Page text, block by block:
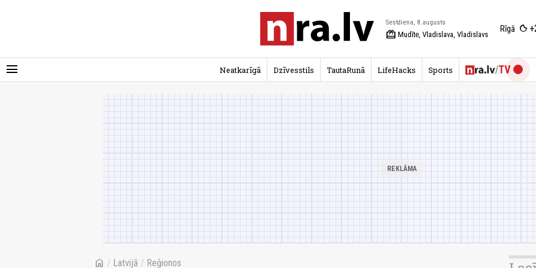
menu
Sestdiena, 8.augusts
redeem Mudīte, Vladislava, Vladislavs
Rīgā
Neatkarīgā Dzīvesstils TautaRunā LifeHacks Sports
home / Latvijā / Reģionos